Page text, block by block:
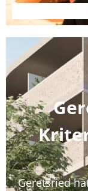
Geretsried